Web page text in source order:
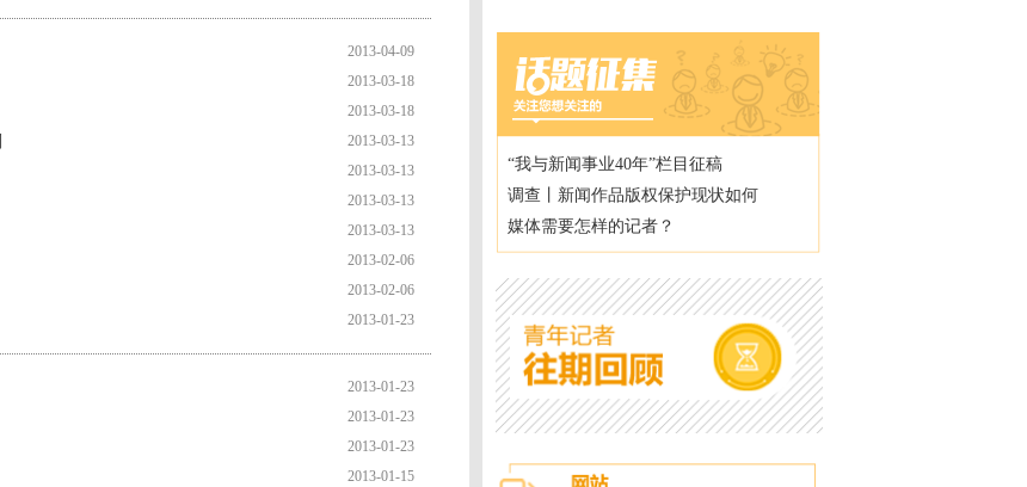
2013-04-09
2013-03-18
2013-03-18
2013-03-13
2013-03-13
2013-03-13
2013-03-13
2013-02-06
2013-02-06
2013-01-23
2013-01-23
2013-01-23
2013-01-23
2013-01-15
“我与新闻事业40年”栏目征稿
调查丨新闻作品版权保护现状如何
媒体需要怎样的记者？